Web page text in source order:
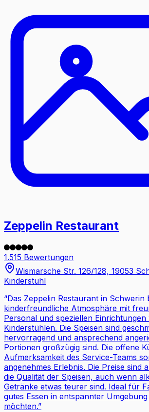
Zeppelin Restaurant
1.515 Bewertungen
Wismarsche Str. 126/128, 19053
Kinderstuhl
“Das Zeppelin Restaurant in Schwerin
kinderfreundliche Atmosphäre mit
Personal und speziellen Einrichtungen
Kinderstühlen. Die Speisen sind
hervorragend und ansprechend
Portionen großzügig sind. Die offene
Aufmerksamkeit des Service-Teams
angenehmes Erlebnis. Die Preise sind
die Qualität der Speisen, auch wenn
Getränke etwas teurer sind. Ideal für
gutes Essen in entspannter
möchten.”